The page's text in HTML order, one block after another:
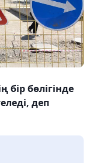
бөлігінде
деп